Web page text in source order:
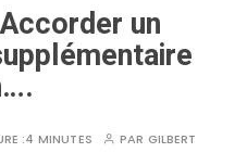
un
:4 MINUTES PAR GILBERT